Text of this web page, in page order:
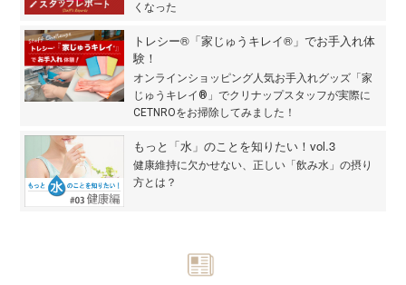
くなった
トレシー®「家じゅうキレイ®」でお手入れ体
験！
オンラインショッピング人気お手入れグッズ「家
じゅうキレイ®」でクリナップスタッフが実際に
CETNROをお掃除してみました！
もっと「水」のことを知りたい！vol.3
健康維持に欠かせない、正しい「飲み水」の摂り
方とは？